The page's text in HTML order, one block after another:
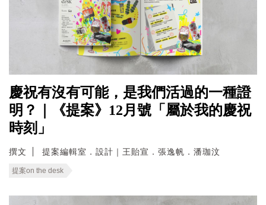
慶祝有沒有可能，是我們活過的一種證
明？｜《提案》12月號「屬於我的慶祝
時刻」
撰文 提案編輯室．設計｜王貽宣．張逸帆．潘珈汶
提案on the desk